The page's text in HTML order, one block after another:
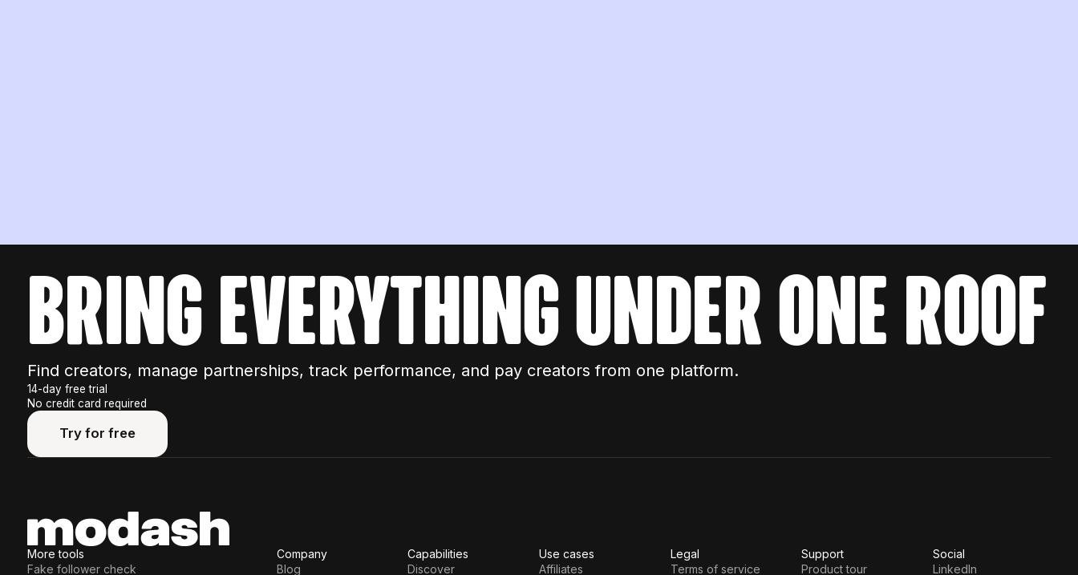
bring everything under one roof
Find creators, manage partnerships, track performance, and pay creators from one platform.
14-day free trial
No credit card required
Try for free
More tools
Fake follower check
Company
Blog
Capabilities
Discover
Use cases
Affiliates
Legal
Terms of service
Support
Product tour
Social
LinkedIn